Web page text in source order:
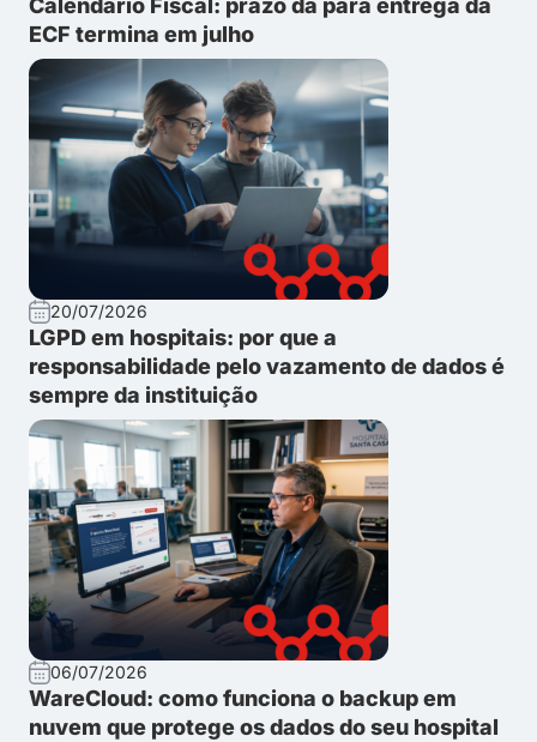
Calendário Fiscal: prazo da para entrega da
ECF termina em julho
20/07/2026
LGPD em hospitais: por que a
responsabilidade pelo vazamento de dados é
sempre da instituição
06/07/2026
WareCloud: como funciona o backup em
nuvem que protege os dados do seu hospital